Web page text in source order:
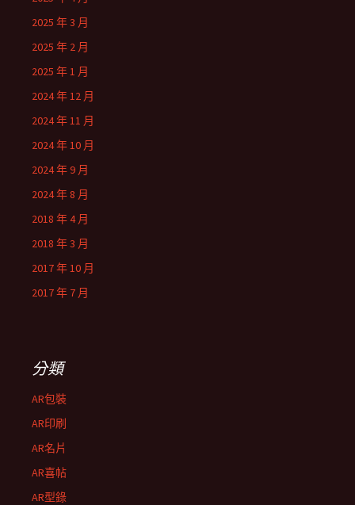
2025 年 3 月
2025 年 2 月
2025 年 1 月
2024 年 12 月
2024 年 11 月
2024 年 10 月
2024 年 9 月
2024 年 8 月
2018 年 4 月
2018 年 3 月
2017 年 10 月
2017 年 7 月
分類
AR包裝
AR印刷
AR名片
AR喜帖
AR型錄